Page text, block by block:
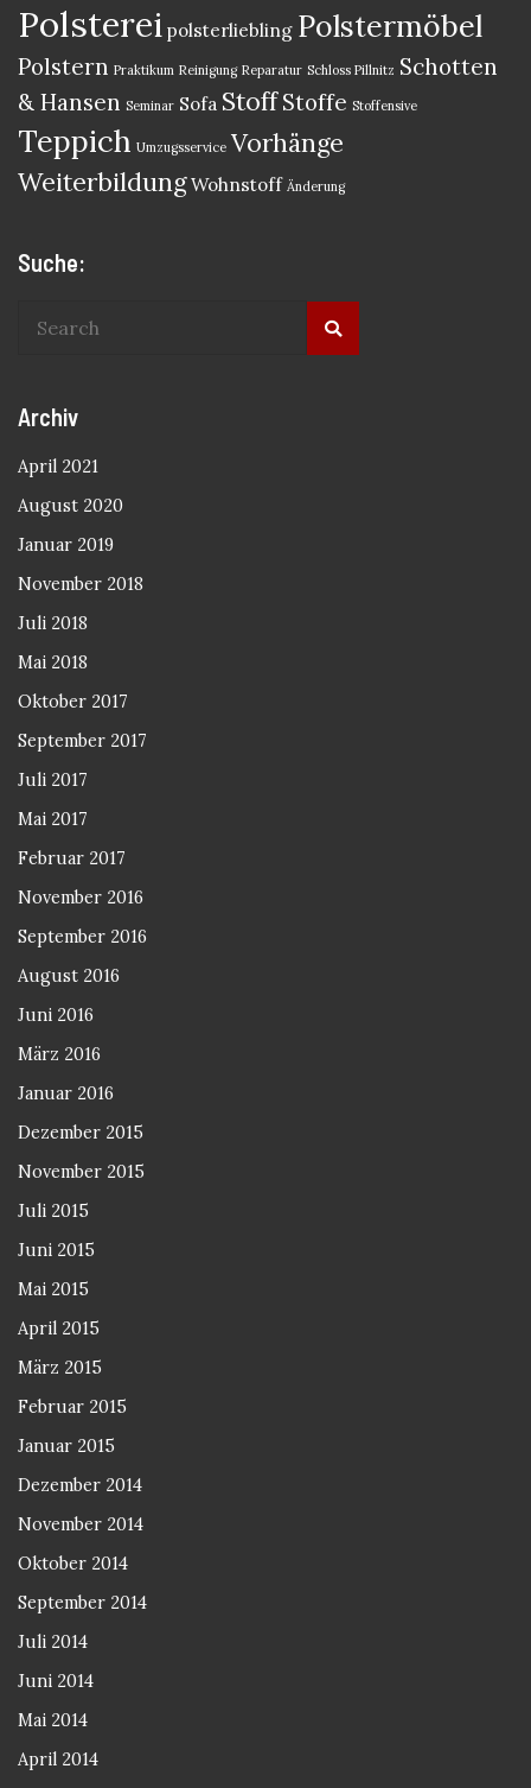
Polsterei polsterliebling Polstermöbel
Polstern Praktikum Reinigung Reparatur Schloss Pillnitz Schotten
& Hansen Seminar Sofa Stoff Stoffe Stoffensive
Teppich Umzugsservice Vorhänge
Weiterbildung Wohnstoff Änderung
Suche:
Archiv
April 2021
August 2020
Januar 2019
November 2018
Juli 2018
Mai 2018
Oktober 2017
September 2017
Juli 2017
Mai 2017
Februar 2017
November 2016
September 2016
August 2016
Juni 2016
März 2016
Januar 2016
Dezember 2015
November 2015
Juli 2015
Juni 2015
Mai 2015
April 2015
März 2015
Februar 2015
Januar 2015
Dezember 2014
November 2014
Oktober 2014
September 2014
Juli 2014
Juni 2014
Mai 2014
April 2014